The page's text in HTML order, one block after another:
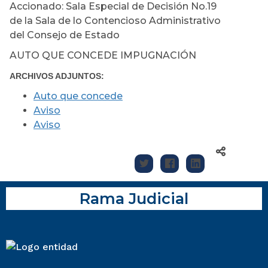
Accionado: Sala Especial de Decisión No.19
de la Sala de lo Contencioso Administrativo
del Consejo de Estado
AUTO QUE CONCEDE IMPUGNACIÓN
ARCHIVOS ADJUNTOS:
Auto que concede
Aviso
Aviso
Rama Judicial